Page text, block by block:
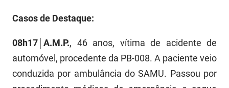
Procuradoria Geral do Estado
FUNESC
Casos de Destaque:
08h17│A.M.P., 46 anos, vítima de acidente de
automóvel, procedente da PB-008. A paciente veio
conduzida por ambulância do SAMU. Passou por